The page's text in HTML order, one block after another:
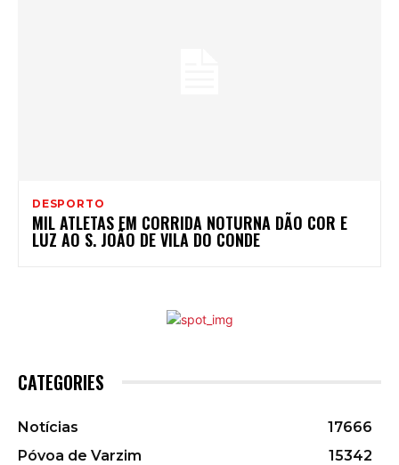
DESPORTO
MIL ATLETAS EM CORRIDA NOTURNA DÃO COR E
LUZ AO S. JOÃO DE VILA DO CONDE
CATEGORIES
Notícias
17666
Póvoa de Varzim
15342